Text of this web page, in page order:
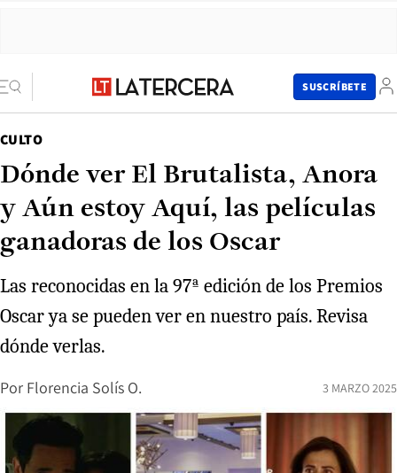
SUSCRÍBETE
CULTO
Dónde ver El Brutalista, Anora
y Aún estoy Aquí, las películas
ganadoras de los Oscar
Las reconocidas en la 97ª edición de los Premios
Oscar ya se pueden ver en nuestro país. Revisa
dónde verlas.
Por Florencia Solís O. 3 MARZO 2025